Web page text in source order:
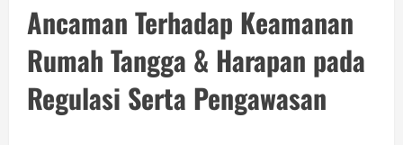
Ancaman Terhadap Keamanan
Rumah Tangga & Harapan pada
Regulasi Serta Pengawasan